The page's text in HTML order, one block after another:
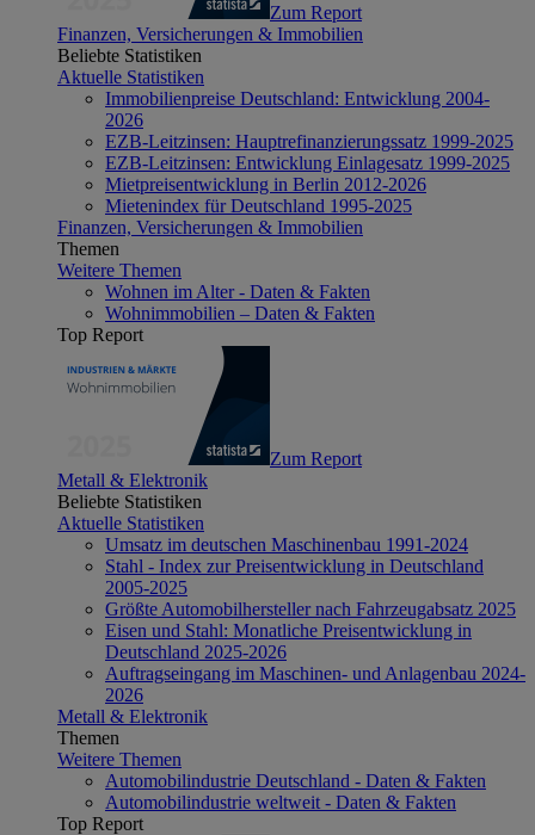
Zum Report
Finanzen, Versicherungen & Immobilien
Beliebte Statistiken
Aktuelle Statistiken
Immobilienpreise Deutschland: Entwicklung 2004-
2026
EZB-Leitzinsen: Hauptrefinanzierungssatz 1999-2025
EZB-Leitzinsen: Entwicklung Einlagesatz 1999-2025
Mietpreisentwicklung in Berlin 2012-2026
Mietenindex für Deutschland 1995-2025
Finanzen, Versicherungen & Immobilien
Themen
Weitere Themen
Wohnen im Alter - Daten & Fakten
Wohnimmobilien – Daten & Fakten
Top Report
Zum Report
Metall & Elektronik
Beliebte Statistiken
Aktuelle Statistiken
Umsatz im deutschen Maschinenbau 1991-2024
Stahl - Index zur Preisentwicklung in Deutschland
2005-2025
Größte Automobilhersteller nach Fahrzeugabsatz 2025
Eisen und Stahl: Monatliche Preisentwicklung in
Deutschland 2025-2026
Auftragseingang im Maschinen- und Anlagenbau 2024-
2026
Metall & Elektronik
Themen
Weitere Themen
Automobilindustrie Deutschland - Daten & Fakten
Automobilindustrie weltweit - Daten & Fakten
Top Report